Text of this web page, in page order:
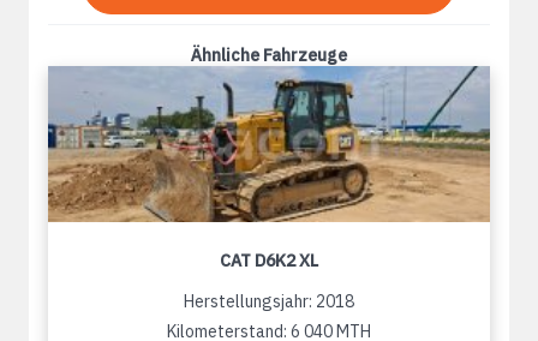
Ähnliche Fahrzeuge
CAT D6K2 XL
Herstellungsjahr: 2018
Kilometerstand: 6 040 MTH